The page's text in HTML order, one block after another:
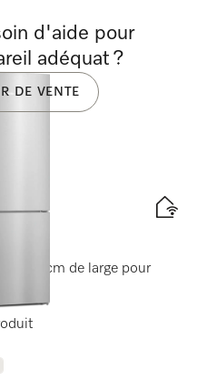
75 cm de large pour
énergétique
d'aide pour
adéquat ?
DE VENTE